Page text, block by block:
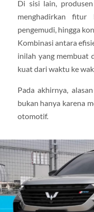
Di sisi lain,
menghadirkan fitur
pengemudi, hingga
Kombinasi antara
inilah yang membuat
kuat dari waktu ke
Pada akhirnya,
bukan hanya karena
otomotif.